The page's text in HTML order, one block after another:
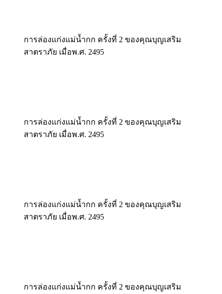
การล่องแก่งแม่น้ำกก ครั้งที่ 2 ของคุณบุญเสริม
สาตราภัย เมื่อพ.ศ. 2495
การล่องแก่งแม่น้ำกก ครั้งที่ 2 ของคุณบุญเสริม
สาตราภัย เมื่อพ.ศ. 2495
การล่องแก่งแม่น้ำกก ครั้งที่ 2 ของคุณบุญเสริม
สาตราภัย เมื่อพ.ศ. 2495
การล่องแก่งแม่น้ำกก ครั้งที่ 2 ของคุณบุญเสริม